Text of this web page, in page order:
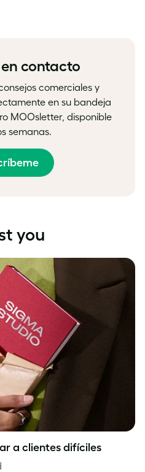
contacto
comerciales y
en su bandeja
MOOsletter, disponible
semanas.
you
a clientes difíciles